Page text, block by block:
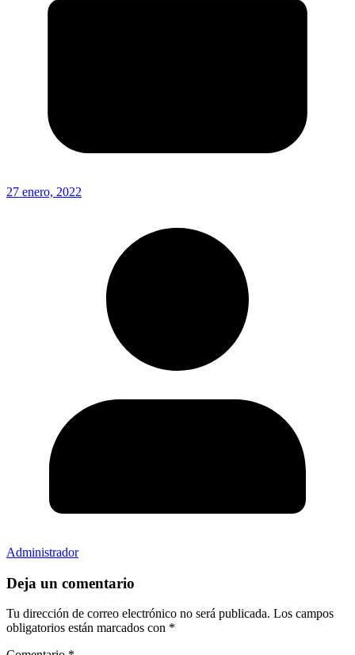
27 enero, 2022
Administrador
Deja un comentario
Tu dirección de correo electrónico no será publicada. Los campos
obligatorios están marcados con *